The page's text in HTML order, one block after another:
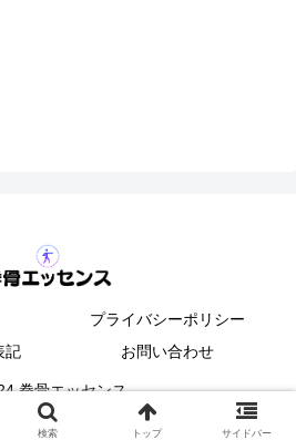
プライバシーポリシー
記
お問い合わせ
拳骨エッセンス.
検索 トップ サイドバー